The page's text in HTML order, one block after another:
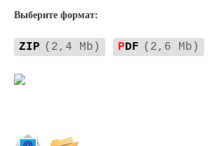
Выберите формат:
ZIP (2,4 Mb) PDF (2,6 Mb)